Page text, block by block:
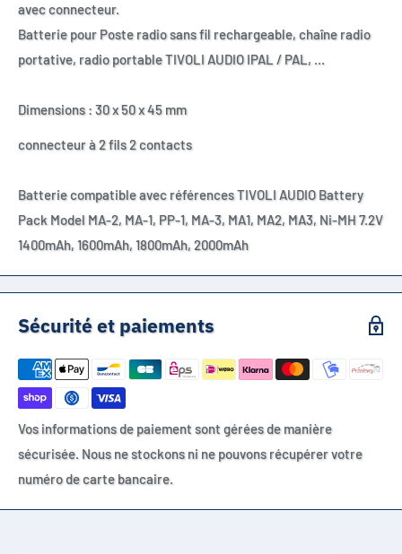
avec connecteur.
Batterie pour Poste radio sans fil rechargeable, chaîne radio
portative, radio portable TIVOLI AUDIO IPAL / PAL, ...
Dimensions : 30 x 50 x 45 mm
connecteur à 2 fils 2 contacts
Batterie compatible avec références TIVOLI AUDIO Battery
Pack Model MA-2, MA-1, PP-1, MA-3, MA1, MA2, MA3, Ni-MH 7.2V
1400mAh, 1600mAh, 1800mAh, 2000mAh
Sécurité et paiements
Vos informations de paiement sont gérées de manière
sécurisée. Nous ne stockons ni ne pouvons récupérer votre
numéro de carte bancaire.